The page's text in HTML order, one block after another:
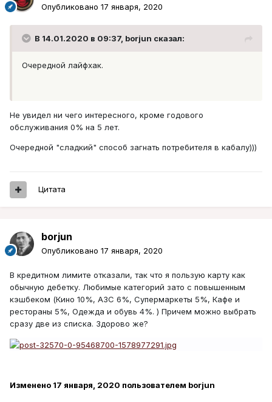
Опубликовано 17 января, 2020
В 14.01.2020 в 09:37, borjun сказал:
Очередной лайфхак.
Не увидел ни чего интересного, кроме годового
обслуживания 0% на 5 лет.
Очередной "сладкий" способ загнать потребителя в кабалу)))
Цитата
borjun
Опубликовано 17 января, 2020
В кредитном лимите отказали, так что я пользую карту как
обычную дебетку. Любимые категорий зато с повышенным
кэшбеком (Кино 10%, АЗС 6%, Супермаркеты 5%, Кафе и
рестораны 5%, Одежда и обувь 4%. ) Причем можно выбрать
сразу две из списка. Здорово же?
Изменено 17 января, 2020 пользователем borjun